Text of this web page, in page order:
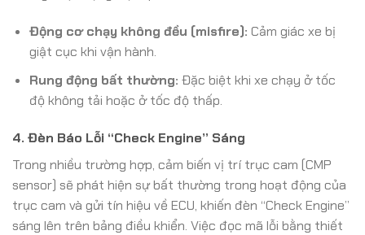
Động cơ chạy không đều (misfire): Cảm giác xe bị
giật cục khi vận hành.
Rung động bất thường: Đặc biệt khi xe chạy ở tốc
độ không tải hoặc ở tốc độ thấp.
4. Đèn Báo Lỗi “Check Engine” Sáng
Trong nhiều trường hợp, cảm biến vị trí trục cam (CMP
sensor) sẽ phát hiện sự bất thường trong hoạt động của
trục cam và gửi tín hiệu về ECU, khiến đèn “Check Engine”
sáng lên trên bảng điều khiển. Việc đọc mã lỗi bằng thiết